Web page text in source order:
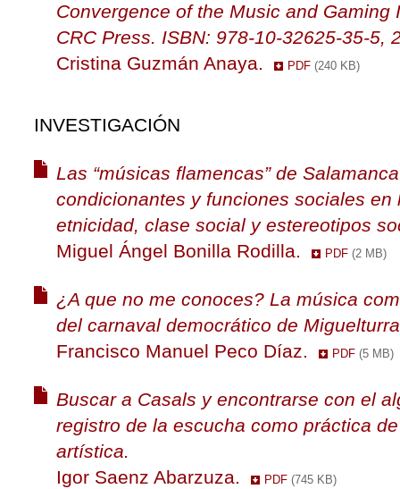
Convergence of the Music and Gaming
CRC Press. ISBN: 978-10-32625-35-5,
Cristina Guzmán Anaya.
PDF(240 KB)
INVESTIGACIÓN
Las “músicas flamencas” de
condicionantes y funciones sociales en
etnicidad, clase social y estereotipos
Miguel Ángel Bonilla Rodilla.
PDF(2 MB)
¿A que no me conoces? La música
del carnaval democrático de
Francisco Manuel Peco Díaz.
PDF(5 MB)
Buscar a Casals y encontrarse con el
registro de la escucha como práctica
artística.
Igor Saenz Abarzuza.
PDF(745 KB)